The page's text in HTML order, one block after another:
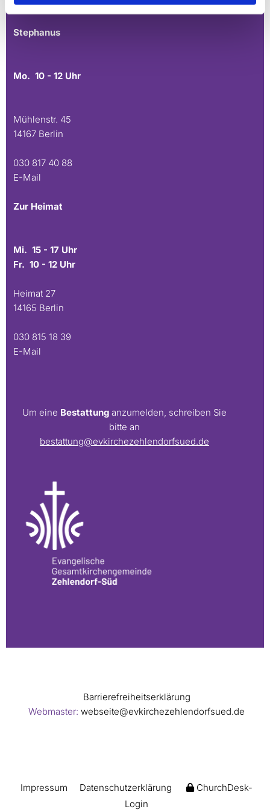
E-Mail
Stephanus
Mo. 10 - 12 Uhr
Mühlenstr. 45
14167 Berlin
030 817 40 88
E-Mail
Zur Heimat
Mi. 15 - 17 Uhr
Fr. 10 - 12 Uhr
Heimat 27
14165 Berlin
030 815 18 39
E-Mail
Um eine Bestattung anzumelden, schreiben Sie
bitte an
bestattung@evkirchezehlendorfsued.de
Barrierefreiheitserklärung
Webmaster: webseite@evkirchezehlendorfsued.de
Impressum Datenschutzerklärung
ChurchDesk-
Login